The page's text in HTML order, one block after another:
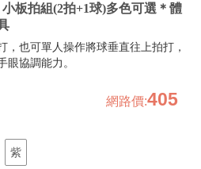
小板拍組(2拍+1球)多色可選＊體
，也可單人操作將球垂直往上拍打，
眼協調能力。
網路價:405
紫